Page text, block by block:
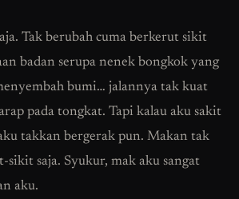
Tak berubah cuma berkerut sikit
badan serupa nenek bongkok yang
bumi… jalannya tak kuat
pada tongkat. Tapi kalau aku sakit
takkan bergerak pun. Makan tak
sikit saja. Syukur, mak aku sangat
aku.